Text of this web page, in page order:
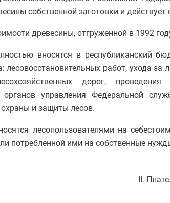
собственной заготовки и
древесины, отгруженной в 1992
вносятся в республиканский
лесовосстановительных работ, ухода
дорог,
органов управления Федеральной
охраны и защиты лесов.
лесопользователями на
потребленной ими на собственные
II.